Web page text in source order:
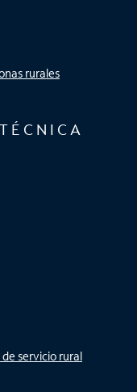
rurales
servicio rural